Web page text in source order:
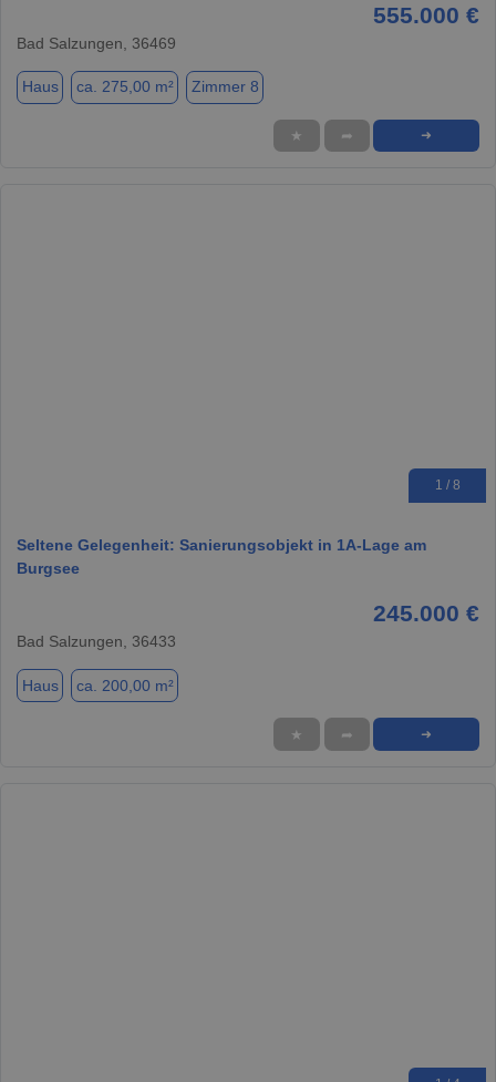
555.000 €
Bad Salzungen, 36469
Haus ca. 275,00 m² Zimmer 8
★ ➦ ➜
1 / 8
Seltene Gelegenheit: Sanierungsobjekt in 1A-Lage am
Burgsee
245.000 €
Bad Salzungen, 36433
Haus ca. 200,00 m²
★ ➦ ➜